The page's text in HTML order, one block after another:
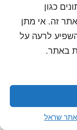
כגון
זה. אי מתן
לרעה על
באתר.
אתר שראל
לשראל 2018 | עיצוב ותכנות: סטודיו